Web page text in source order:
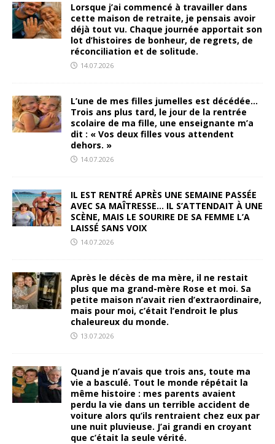
Lorsque j’ai commencé à travailler dans
cette maison de retraite, je pensais avoir
déjà tout vu. Chaque journée apportait son
lot d’histoires de bonheur, de regrets, de
réconciliation et de solitude.
14.07.2026
L’une de mes filles jumelles est décédée…
Trois ans plus tard, le jour de la rentrée
scolaire de ma fille, une enseignante m’a
dit : « Vos deux filles vous attendent
dehors. »
14.07.2026
IL EST RENTRÉ APRÈS UNE SEMAINE PASSÉE
AVEC SA MAÎTRESSE… IL S’ATTENDAIT À UNE
SCÈNE, MAIS LE SOURIRE DE SA FEMME L’A
LAISSÉ SANS VOIX
14.07.2026
Après le décès de ma mère, il ne restait
plus que ma grand-mère Rose et moi. Sa
petite maison n’avait rien d’extraordinaire,
mais pour moi, c’était l’endroit le plus
chaleureux du monde.
13.07.2026
Quand je n’avais que trois ans, toute ma
vie a basculé. Tout le monde répétait la
même histoire : mes parents avaient
perdu la vie dans un terrible accident de
voiture alors qu’ils rentraient chez eux par
une nuit pluvieuse. J’ai grandi en croyant
que c’était la seule vérité.